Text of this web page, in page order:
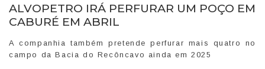
ALVOPETRO IRÁ PERFURAR UM POÇO EM
CABURÉ EM ABRIL
A companhia também pretende perfurar mais quatro no
campo da Bacia do Recôncavo ainda em 2025